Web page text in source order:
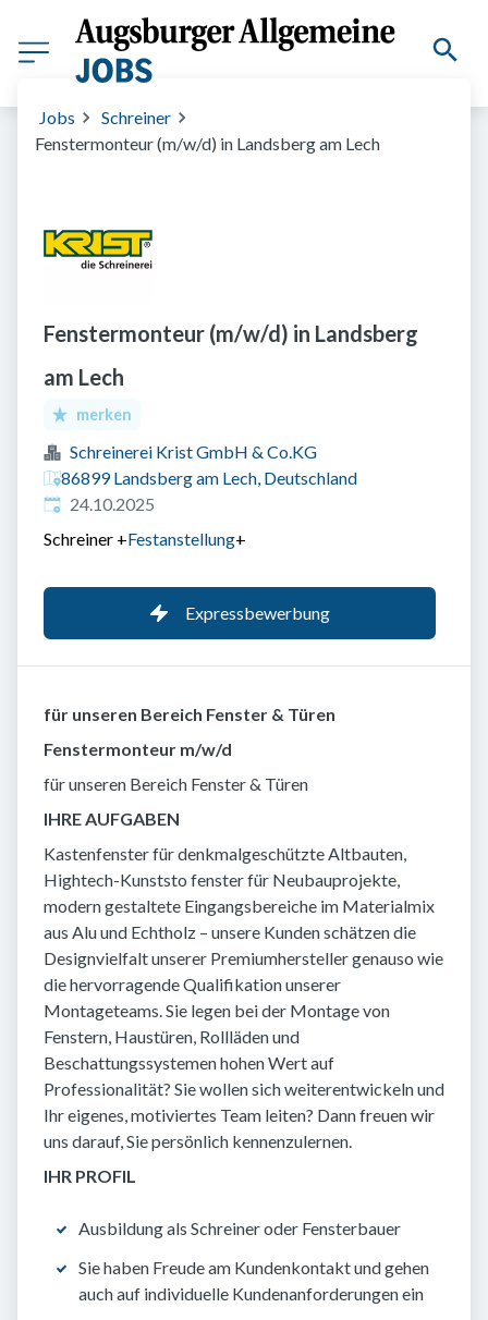
Jobs
Schreiner
Fenstermonteur (m/w/d) in Landsberg am Lech
Fenstermonteur (m/w/d) in Landsberg
am Lech
merken
Schreinerei Krist GmbH & Co.KG
86899 Landsberg am Lech, Deutschland
Veröffentlicht:
24.10.2025
Schreiner +Festanstellung+
Expressbewerbung
für unseren Bereich Fenster & Türen
Fenstermonteur m/w/d
für unseren Bereich Fenster & Türen
IHRE AUFGABEN
Kastenfenster für denkmalgeschützte Altbauten,
Hightech-Kunststo fenster für Neubauprojekte,
modern gestaltete Eingangsbereiche im Materialmix
aus Alu und Echtholz – unsere Kunden schätzen die
Designvielfalt unserer Premiumhersteller genauso wie
die hervorragende Qualifikation unserer
Montageteams. Sie legen bei der Montage von
Fenstern, Haustüren, Rollläden und
Beschattungssystemen hohen Wert auf
Professionalität? Sie wollen sich weiterentwickeln und
Ihr eigenes, motiviertes Team leiten? Dann freuen wir
uns darauf, Sie persönlich kennenzulernen.
IHR PROFIL
Ausbildung als Schreiner oder Fensterbauer
Sie haben Freude am Kundenkontakt und gehen
auch auf individuelle Kundenanforderungen ein